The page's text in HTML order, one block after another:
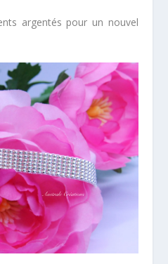
argentés pour un nouvel